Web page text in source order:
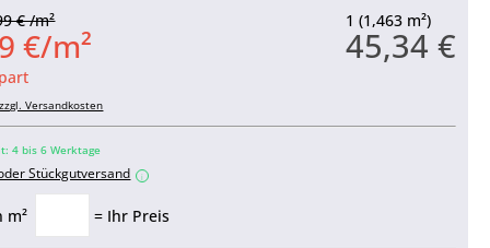
1 (1,463 m²)
45,34 €
€ /m²
€/m²
zzgl. Versandkosten
4 bis 6 Werktage
Stückgutversand i
m² = Ihr Preis